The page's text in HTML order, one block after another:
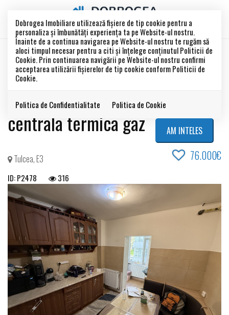
Dobrogea Imobiliare utilizează fişiere de tip cookie pentru a
personaliza și îmbunătăți experiența ta pe Website-ul nostru.
Înainte de a continua navigarea pe Website-ul nostru te rugăm să
aloci timpul necesar pentru a citi și înțelege conținutul Politicii de
Cookie. Prin continuarea navigării pe Website-ul nostru confirmi
acceptarea utilizării fişierelor de tip cookie conform Politicii de
Cookie.
Politica de Confidentialitate Politica de Cookie
AM INTELES
Acest anunt este vandut !
E3- 1848, 2 Camere, etaj 1,
centrala termica gaz
Tulcea, E3 76.000€
ID: P2478 316
VANDUT